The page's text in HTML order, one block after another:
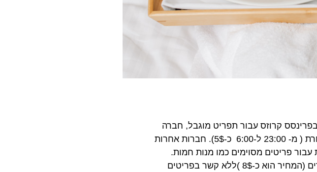
קרוזס עבור תפריט מוגבל, חברה
אחרת כמו סלבריטי קרוזס מחייבת תשלום רק במקרה שההזמנה מתבצעת בשעת לילה מאוחרת ( מ- 23:00 ל-6:00 כ-5$). חברות אחרות
פריטים מסוימים כמו מנות חמות.
בחברות הקרוזים נורוויג’ין קרוז ליין ורויאל קריביאן לא יחוסו עליכם ותשלמו עבור שירות חדרים (המחיר הוא כ-8$ )ללא קשר בפריטים